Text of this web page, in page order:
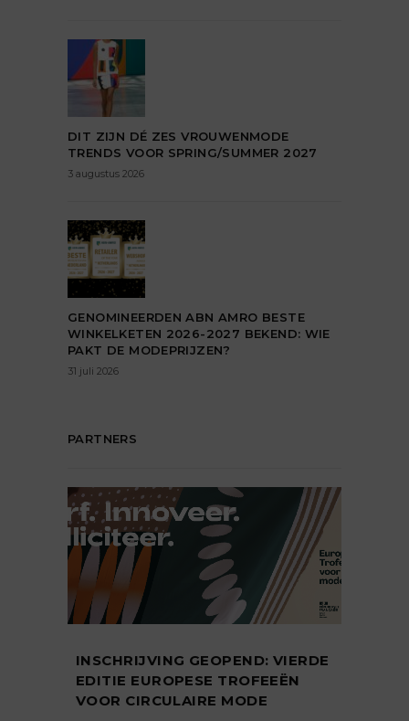
DIT ZIJN DÉ ZES VROUWENMODE
TRENDS VOOR SPRING/SUMMER 2027
3 augustus 2026
GENOMINEERDEN ABN AMRO BESTE
WINKELKETEN 2026-2027 BEKEND: WIE
PAKT DE MODEPRIJZEN?
31 juli 2026
PARTNERS
INSCHRIJVING GEOPEND: VIERDE
EDITIE EUROPESE TROFEEËN
VOOR CIRCULAIRE MODE